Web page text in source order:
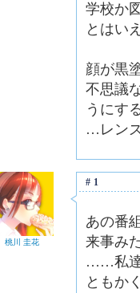
学校か
とはい
顔が黒
不思議
うにす
…レン
桃川 圭花
#1
あの番
来事み
……私達
ともか